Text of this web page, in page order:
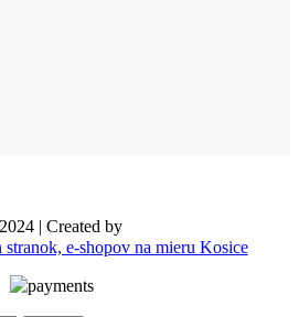
| Created by